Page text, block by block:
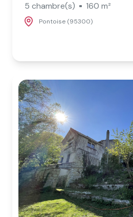
5 chambre(s)
160 m²
Pontoise (95300)